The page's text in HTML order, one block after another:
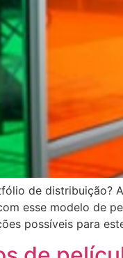
de distribuição?
esse modelo de
possíveis para